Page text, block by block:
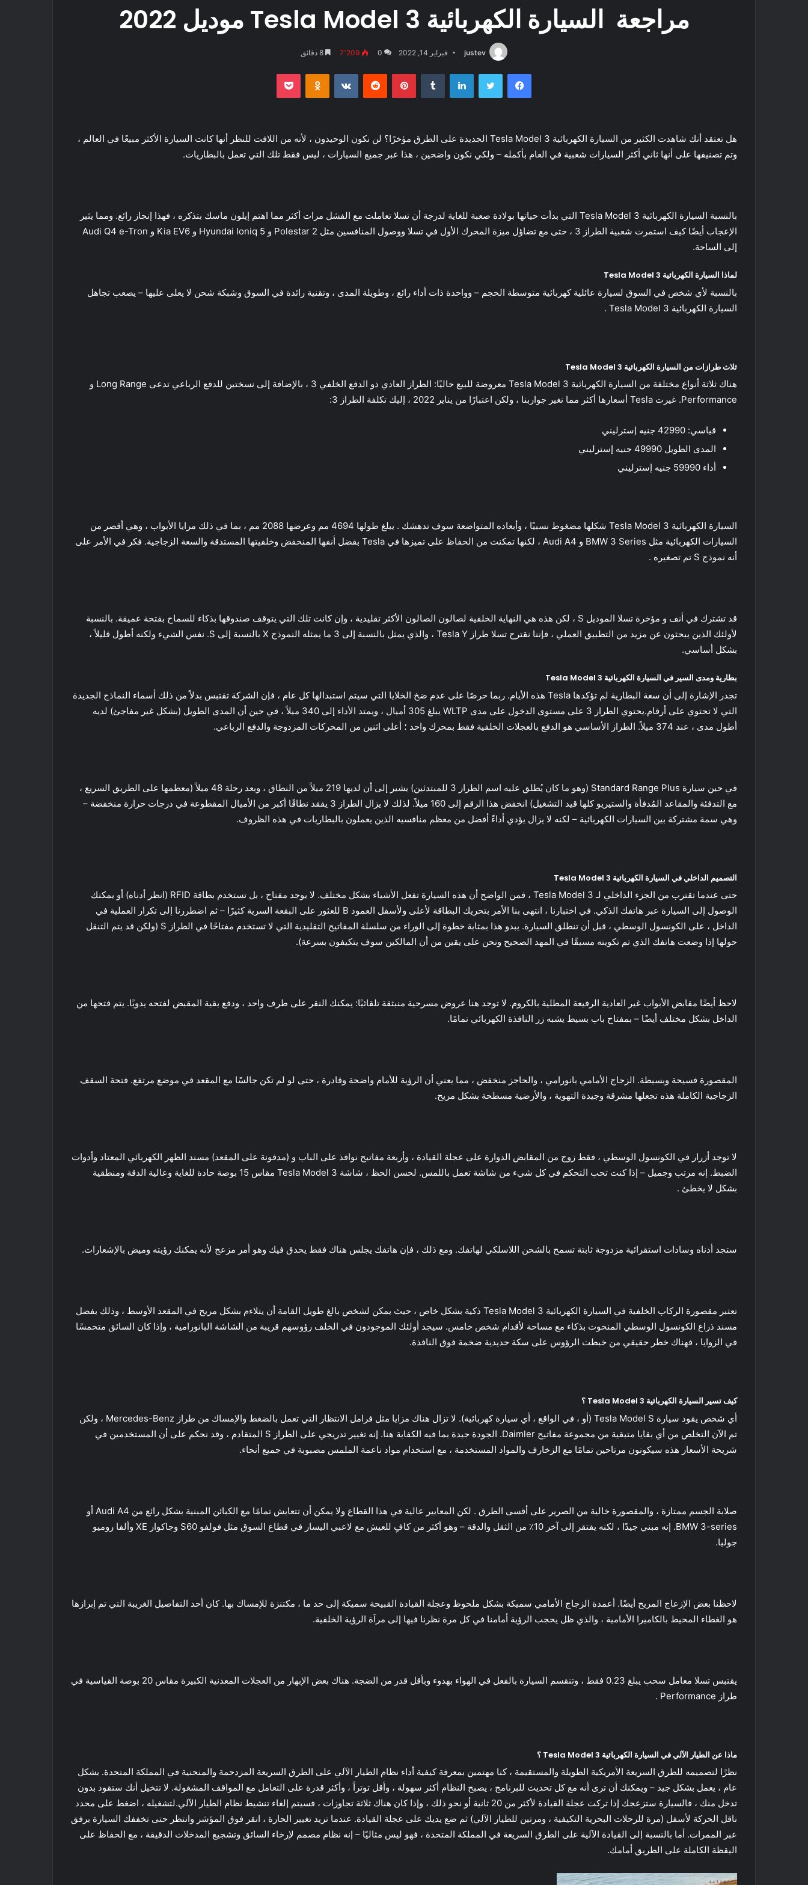
مراجعة السيارة الكهربائية Tesla Model 3 موديل 2022
justev فبراير 14, 2022 0 7٬209
فيسبوك تويتر لينكدإن بينتيريست Odnoklassniki
بوكيت
هل تعتقد أنك شاهدت الكثير من السيارة الكهربائية Tesla Model 3 الجديدة على الطرق مؤخرًا؟ لن نكون الوحيدون ، لأنه من اللافت للنظر أنها كانت السيارة الأكثر مبيعًا في العالم ،
وتم تصنيفها على أنها ثاني أكثر السيارات شعبية في العام بأكمله – ولكي نكون واضحين ، هذا عبر جميع السيارات ، ليس فقط تلك التي تعمل بالبطاريات.
بالنسبة السيارة الكهربائية Tesla Model 3 التي بدأت حياتها بولادة صعبة للغاية لدرجة أن تسلا تعاملت مع الفشل مرات أكثر مما اهتم إيلون ماسك بتذكره ، فهذا إنجاز رائع. ومما يثير
الإعجاب أيضًا كيف استمرت شعبية الطراز 3 ، حتى مع تضاؤل ​​ميزة المحرك الأول في تسلا ووصول المنافسين مثل Polestar 2 و Hyundai Ioniq 5 و Kia EV6 و Audi Q4 e-Tron
إلى الساحة.
لماذا السيارة الكهربائية Tesla Model 3
بالنسبة لأي شخص في السوق لسيارة عائلية كهربائية متوسطة الحجم – وواحدة ذات أداء رائع ، وطويلة المدى ، وتقنية رائدة في السوق وشبكة شحن لا يعلى عليها – يصعب تجاهل
السيارة الكهربائية Tesla Model 3 .
ثلاث طرازات من السيارة الكهربائية Tesla Model 3
هناك ثلاثة أنواع مختلفة من السيارة الكهربائية Tesla Model 3 معروضة للبيع حاليًا: الطراز العادي ذو الدفع الخلفي 3 ، بالإضافة إلى نسختين للدفع الرباعي تدعى Long Range و
Performance. غيرت Tesla أسعارها أكثر مما نغير جواربنا ، ولكن اعتبارًا من يناير 2022 ، إليك تكلفة الطراز 3:
قياسي: 42990 جنيه إسترليني
المدى الطويل 49990 جنيه إسترليني
أداء 59990 جنيه إسترليني
السيارة الكهربائية Tesla Model 3 شكلها مضغوط نسبيًا ، وأبعاده المتواضعة سوف تدهشك . يبلغ طولها 4694 مم وعرضها 2088 مم ، بما في ذلك مرايا الأبواب ، وهي أقصر من
السيارات الكهربائية مثل BMW 3 Series و Audi A4 ، لكنها تمكنت من الحفاظ على تميزها في Tesla بفضل أنفها المنخفض وخلفيتها المستدقة والسعة الزجاجية. فكر في الأمر على
أنه نموذج S تم تصغيره .
قد تشترك في أنف و مؤخرة تسلا الموديل S ، لكن هذه هي النهاية الخلفية لصالون الصالون الأكثر تقليدية ، وإن كانت تلك التي يتوقف صندوقها بذكاء للسماح بفتحة عميقة. بالنسبة
لأولئك الذين يبحثون عن مزيد من التطبيق العملي ، فإننا نقترح تسلا طراز Tesla Y ، والذي يمثل بالنسبة إلى 3 ما يمثله النموذج X بالنسبة إلى S. نفس الشيء ولكنه أطول قليلاً ،
بشكل أساسي.
بطارية ومدى السير في السيارة الكهربائية Tesla Model 3
تجدر الإشارة إلى أن سعة البطارية لم تؤكدها Tesla هذه الأيام. ربما حرصًا على عدم ضخ الخلايا التي سيتم استبدالها كل عام ، فإن الشركة تقتبس بدلاً من ذلك أسماء النماذج الجديدة
التي لا تحتوي على أرقام.يحتوي الطراز 3 على مستوى الدخول على مدى WLTP يبلغ 305 أميال ، ويمتد الأداء إلى 340 ميلاً ، في حين أن المدى الطويل (بشكل غير مفاجئ) لديه
أطول مدى ، عند 374 ميلاً. الطراز الأساسي هو الدفع بالعجلات الخلفية فقط بمحرك واحد ؛ أعلى اثنين من المحركات المزدوجة والدفع الرباعي.
في حين سيارة Standard Range Plus (وهو ما كان يُطلق عليه اسم الطراز 3 للمبتدئين) يشير إلى أن لديها 219 ميلاً من النطاق ، وبعد رحلة 48 ميلاً (معظمها على الطريق السريع ،
مع التدفئة والمقاعد المُدفأة والستيريو كلها قيد التشغيل) انخفض هذا الرقم إلى 160 ميلاً. لذلك لا يزال الطراز 3 يفقد نطاقًا أكبر من الأميال المقطوعة في درجات حرارة منخفضة –
وهي سمة مشتركة بين السيارات الكهربائية – لكنه لا يزال يؤدي أداءً أفضل من معظم منافسيه الذين يعملون بالبطاريات في هذه الظروف.
التصميم الداخلي في السيارة الكهربائية Tesla Model 3
حتى عندما تقترب من الجزء الداخلي لـ Tesla Model 3 ، فمن الواضح أن هذه السيارة تفعل الأشياء بشكل مختلف. لا يوجد مفتاح ، بل تستخدم بطاقة RFID (انظر أدناه) أو يمكنك
الوصول إلى السيارة عبر هاتفك الذكي. في اختبارنا ، انتهى بنا الأمر بتحريك البطاقة لأعلى ولأسفل العمود B للعثور على البقعة السرية كثيرًا – ثم اضطررنا إلى تكرار العملية في
الداخل ، على الكونسول الوسطي ، قبل أن تنطلق السيارة. يبدو هذا بمثابة خطوة إلى الوراء من سلسلة المفاتيح التقليدية التي لا تستخدم مفتاحًا في الطراز S (ولكن قد يتم التنقل
حولها إذا وضعت هاتفك الذي تم تكوينه مسبقًا في المهد الصحيح ونحن على يقين من أن المالكين سوف يتكيفون بسرعة).
لاحظ أيضًا مقابض الأبواب غير العادية الرفيعة المطلية بالكروم. لا توجد هنا عروض مسرحية منبثقة تلقائيًا: يمكنك النقر على طرف واحد ، ودفع بقية المقبض لفتحه يدويًا. يتم فتحها من
الداخل بشكل مختلف أيضًا – بمفتاح باب بسيط يشبه زر النافذة الكهربائي تمامًا.
المقصورة فسيحة وبسيطة. الزجاج الأمامي بانورامي ، والحاجز منخفض ، مما يعني أن الرؤية للأمام واضحة وقادرة ، حتى لو لم تكن جالسًا مع المقعد في موضع مرتفع. فتحة السقف
الزجاجية الكاملة هذه تجعلها مشرقة وجيدة التهوية ، والأرضية مسطحة بشكل مريح.
لا توجد أزرار في الكونسول الوسطي ، فقط زوج من المقابض الدوارة على عجلة القيادة ، وأربعة مفاتيح نوافذ على الباب و (مدفونة على المقعد) مسند الظهر الكهربائي المعتاد وأدوات
الضبط. إنه مرتب وجميل – إذا كنت تحب التحكم في كل شيء من شاشة تعمل باللمس. لحسن الحظ ، شاشة Tesla Model 3 مقاس 15 بوصة حادة للغاية وعالية الدقة ومنطقية
بشكل لا يخطئ .
ستجد أدناه وسادات استقرائية مزدوجة ثابتة تسمح بالشحن اللاسلكي لهاتفك. ومع ذلك ، فإن هاتفك يجلس هناك فقط يحدق فيك وهو أمر مزعج لأنه يمكنك رؤيته وميض بالإشعارات.
تعتبر مقصورة الركاب الخلفية في السيارة الكهربائية Tesla Model 3 ذكية بشكل خاص ، حيث يمكن لشخص بالغ طويل القامة أن يتلاءم بشكل مريح في المقعد الأوسط ، وذلك بفضل
مسند ذراع الكونسول الوسطي المنحوت بذكاء مع مساحة لأقدام شخص خامس. سيجد أولئك الموجودون في الخلف رؤوسهم قريبة من الشاشة البانورامية ، وإذا كان السائق متحمسًا
في الزوايا ، فهناك خطر حقيقي من خبطت الرؤوس على سكة حديدية ضخمة فوق النافذة.
كيف تسير السيارة الكهربائية Tesla Model 3 ؟
أي شخص يقود سيارة Tesla Model S (أو ، في الواقع ، أي سيارة كهربائية). لا تزال هناك مزايا مثل فرامل الانتظار التي تعمل بالضغط والإمساك من طراز Mercedes-Benz ، ولكن
تم الآن التخلص من أي بقايا متبقية من مجموعة مفاتيح Daimler. الجودة جيدة بما فيه الكفاية هنا. إنه تغيير تدريجي على الطراز S المتقادم ، وقد نحكم على أن المستخدمين في
شريحة الأسعار هذه سيكونون مرتاحين تمامًا مع الزخارف والمواد المستخدمة ، مع استخدام مواد ناعمة الملمس مصبوبة في جميع أنحاء.
صلابة الجسم ممتازة ، والمقصورة خالية من الصرير على أقسى الطرق . لكن المعايير عالية في هذا القطاع ولا يمكن أن تتعايش تمامًا مع الكبائن المبنية بشكل رائع من Audi A4 أو
BMW 3-series. إنه مبني جيدًا ، لكنه يفتقر إلى آخر 10٪ من الثقل والدقة – وهو أكثر من كافٍ للعيش مع لاعبي اليسار في قطاع السوق مثل فولفو S60 وجاكوار XE وألفا روميو
جوليا.
لاحظنا بعض الإزعاج المريح أيضًا. أعمدة الزجاج الأمامي سميكة بشكل ملحوظ وعجلة القيادة القبيحة سميكة إلى حد ما ، مكتنزة للإمساك بها. كان أحد التفاصيل الغريبة التي تم إبرازها
هو الغطاء المحيط بالكاميرا الأمامية ، والذي ظل يحجب الرؤية أمامنا في كل مرة نظرنا فيها إلى مرآة الرؤية الخلفية.
يقتبس تسلا معامل سحب يبلغ 0.23 فقط ، وتنقسم السيارة بالفعل في الهواء بهدوء وبأقل قدر من الضجة. هناك بعض الإبهار من العجلات المعدنية الكبيرة مقاس 20 بوصة القياسية في
طراز Performance .
ماذا عن الطيار الآلي في السيارة الكهربائية Tesla Model 3 ؟
نظرًا لتصميمه للطرق السريعة الأمريكية الطويلة والمستقيمة ، كنا مهتمين بمعرفة كيفية أداء نظام الطيار الآلي على الطرق السريعة المزدحمة والمنحنية في المملكة المتحدة. بشكل
عام ، يعمل بشكل جيد – ويمكنك أن ترى أنه مع كل تحديث للبرنامج ، يصبح النظام أكثر سهولة ، وأقل توتراً ، وأكثر قدرة على التعامل مع المواقف المشغولة. لا تتخيل أنك ستقود بدون
تدخل منك ، فالسيارة ستزعجك إذا تركت عجلة القيادة لأكثر من 20 ثانية أو نحو ذلك ، وإذا كان هناك ثلاثة تجاوزات ، فسيتم إلغاء تنشيط نظام الطيار الآلي.لتشغيله ، اضغط على محدد
ناقل الحركة لأسفل (مرة للرحلات البحرية التكيفية ، ومرتين للطيار الآلي) ثم ضع يديك على عجلة القيادة. عندما تريد تغيير الحارة ، انقر فوق المؤشر وانتظر حتى تخففك السيارة برفق
عبر الممرات. أما بالنسبة إلى القيادة الآلية على الطرق السريعة في المملكة المتحدة ، فهو ليس مثاليًا – إنه نظام مصمم لإرخاء السائق وتشجيع المدخلات الدقيقة ، مع الحفاظ على
اليقظة الكاملة على الطريق أمامك.